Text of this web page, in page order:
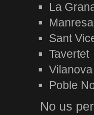
La
Manresa
Sant
Tavertet
Poble
No us